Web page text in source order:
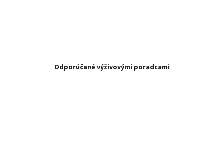
Odporúčané výživovými poradcami